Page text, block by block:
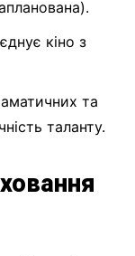
кіно з
та
таланту.